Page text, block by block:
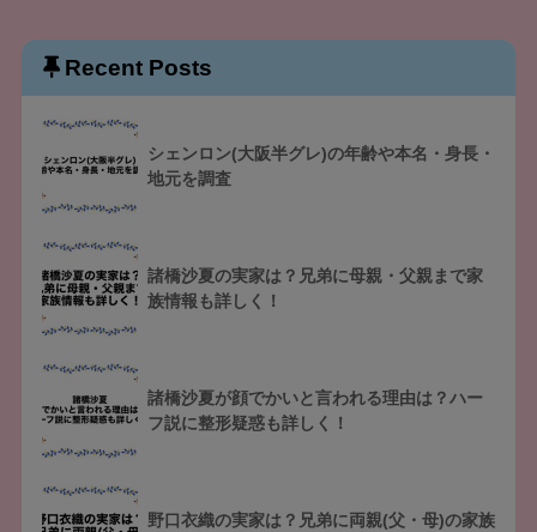
Recent Posts
シェンロン(大阪半グレ)の年齢や本名・身長・
地元を調査
諸橋沙夏の実家は？兄弟に母親・父親まで家
族情報も詳しく！
諸橋沙夏が顔でかいと言われる理由は？ハー
フ説に整形疑惑も詳しく！
野口衣織の実家は？兄弟に両親(父・母)の家族